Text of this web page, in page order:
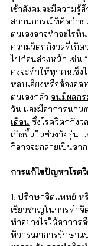
เช้าสังคมจะมีความรู้
สถานการณ์ที่คิดว่าต
ตนเองอาจทำอะไรที่
ความวิตกกังวลที่เกิ
ไปก่อนล่วงหน้า เช่น “
คงจะทำให้ทุกคนเซ็ง
หลบเลี่ยงหรือต้องอ
ตนเองกลัว จนมีผลก
วัน และมีอาการนาน
เดือน ซึ่งโรควิตกกังว
เกิดขึ้นในช่วงวัยรุ่น
ก็อาจจะกลายเป็นอาก
การแก้ไขปัญหาโรค
1. ปรึกษาจิตแพทย์
เชี่ยวชาญในการทำ
ทำอย่างไรให้อาการ
พิจารณาการรักษาแ